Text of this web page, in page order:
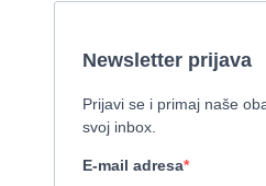
Izletnički brod - 94 osobe
Cijena:370.000 EUR
Tender Williams 325
2008, 325 x 1.7 m,